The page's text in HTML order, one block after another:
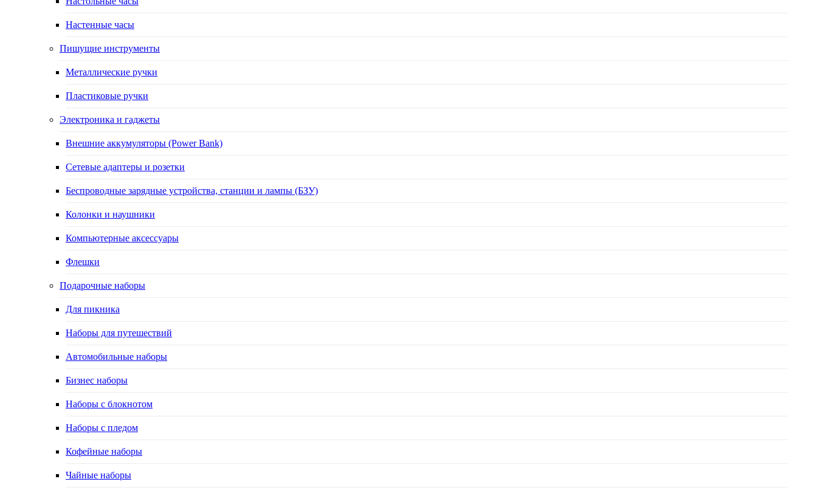
Настенные часы
Пишущие инструменты
Металлические ручки
Пластиковые ручки
Электроника и гаджеты
Внешние аккумуляторы (Power Bank)
Сетевые адаптеры и розетки
Беспроводные зарядные устройства, станции и лампы (БЗУ)
Колонки и наушники
Компьютерные аксессуары
Флешки
Подарочные наборы
Для пикника
Наборы для путешествий
Автомобильные наборы
Бизнес наборы
Наборы с блокнотом
Наборы с пледом
Кофейные наборы
Чайные наборы